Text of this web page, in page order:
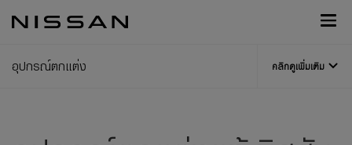
Footer
อุปกรณ์ตกแต่ง คลิกดูเพิ่มเติม